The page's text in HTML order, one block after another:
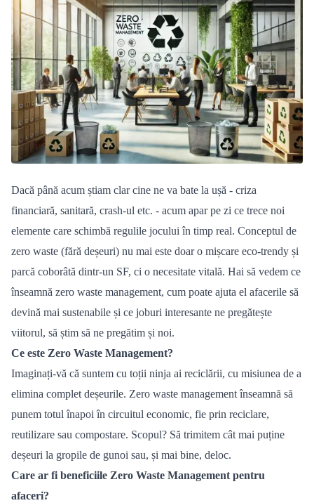
Dacă până acum știam clar cine ne va bate la ușă - criza
financiară, sanitară, crash-ul etc. - acum apar pe zi ce trece noi
elemente care schimbă regulile jocului în timp real. Conceptul de
zero waste (fără deșeuri) nu mai este doar o mișcare eco-trendy și
parcă coborâtă dintr-un SF, ci o necesitate vitală. Hai să vedem ce
înseamnă zero waste management, cum poate ajuta el afacerile să
devină mai sustenabile și ce joburi interesante ne pregătește
viitorul, să știm să ne pregătim și noi.
Ce este Zero Waste Management?
Imaginați-vă că suntem cu toții ninja ai reciclării, cu misiunea de a
elimina complet deșeurile. Zero waste managementînseamnă să
punem totul înapoi în circuitul economic, fie prin reciclare,
reutilizare sau compostare. Scopul? Să trimitem cât mai puține
deșeuri la gropile de gunoi sau, și mai bine, deloc.
Care ar fi beneficiile Zero Waste Management pentru
afaceri?